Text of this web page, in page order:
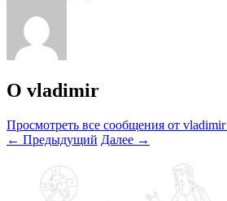
О vladimir
Просмотреть все сообщения от vladimir
← Предыдущий Далее →